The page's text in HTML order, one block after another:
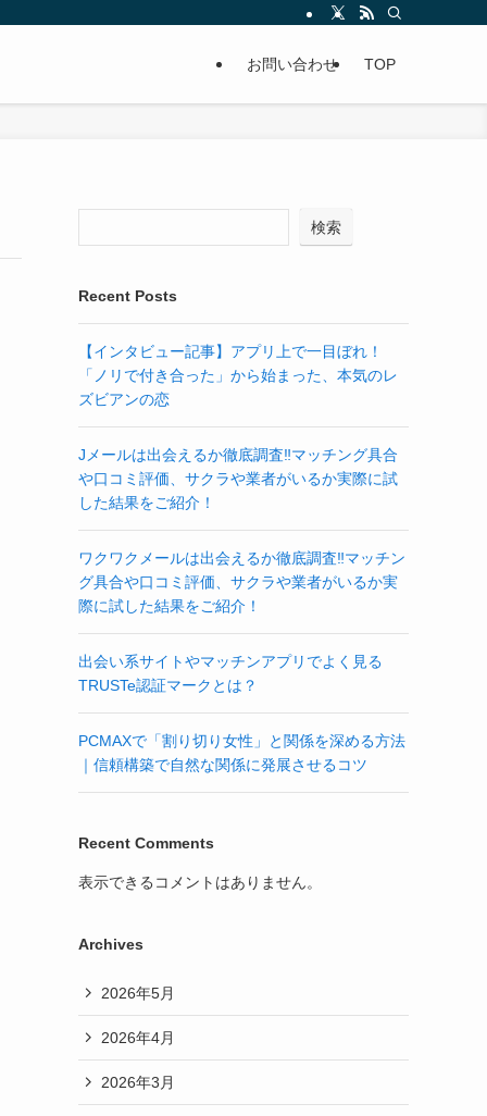
お問い合わせ TOP
検索
Recent Posts
【インタビュー記事】アプリ上で一目ぼれ！
「ノリで付き合った」から始まった、本気のレ
ズビアンの恋
Jメールは出会えるか徹底調査‼マッチング具合
や口コミ評価、サクラや業者がいるか実際に試
した結果をご紹介！
ワクワクメールは出会えるか徹底調査‼マッチン
グ具合や口コミ評価、サクラや業者がいるか実
際に試した結果をご紹介！
出会い系サイトやマッチンアプリでよく見る
TRUSTe認証マークとは？
PCMAXで「割り切り女性」と関係を深める方法
｜信頼構築で自然な関係に発展させるコツ
Recent Comments
表示できるコメントはありません。
Archives
2026年5月
2026年4月
2026年3月